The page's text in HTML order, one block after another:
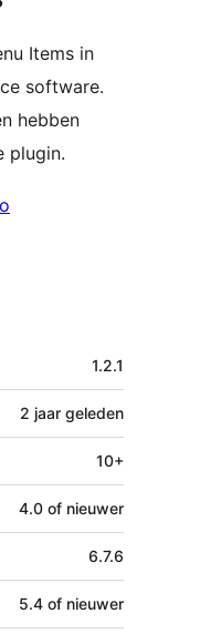
Items in
software.
hebben
plugin.
1.2.1
2 jaar geleden
10+
4.0 of nieuwer
6.7.6
5.4 of nieuwer